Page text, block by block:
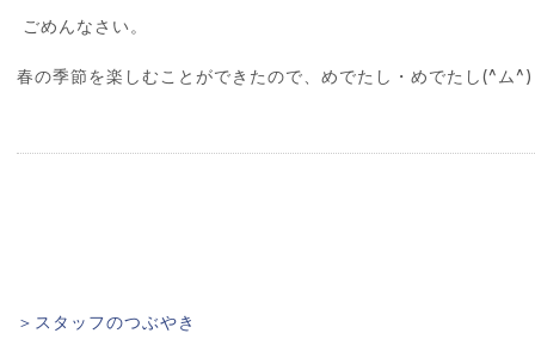
ごめんなさい。
春の季節を楽しむことができたので、めでたし・めでたし(^ム^)
＞スタッフのつぶやき